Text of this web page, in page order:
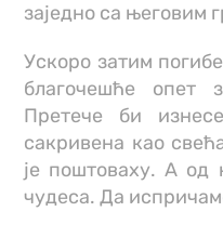
заједно са његовим
Ускоро затим
благочешће опет
Претече би
сакривена као
је поштоваху. A од
чудеса. Да